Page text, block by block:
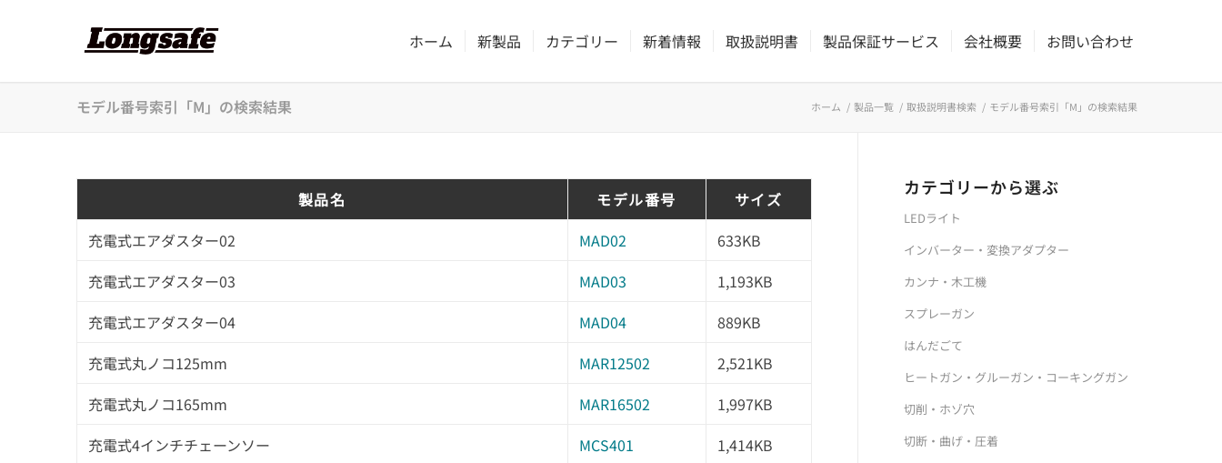
ホーム 新製品 カテゴリー 新着情報 取扱説明書 製品保証サービス 会社概要 お問い合わせ
モデル番号索引「M」の検索結果 ホーム / 製品一覧 / 取扱説明書検索 / モデル番号索引「M」の検索結果
製品名 モデル番号
サイズ
充電式エアダスター02
MAD02
633KB
充電式エアダスター03
MAD03
1,193KB
充電式エアダスター04
MAD04
889KB
充電式丸ノコ125mm
MAR12502
2,521KB
充電式丸ノコ165mm
MAR16502
1,997KB
充電式4インチチェーンソー
MCS401
1,414KB
カテゴリーから選ぶ
LEDライト
インバーター・変換アダプター
カンナ・木工機
スプレーガン
はんだごて
ヒートガン・グルーガン・コーキングガン
切削・ホゾ穴
切断・曲げ・圧着